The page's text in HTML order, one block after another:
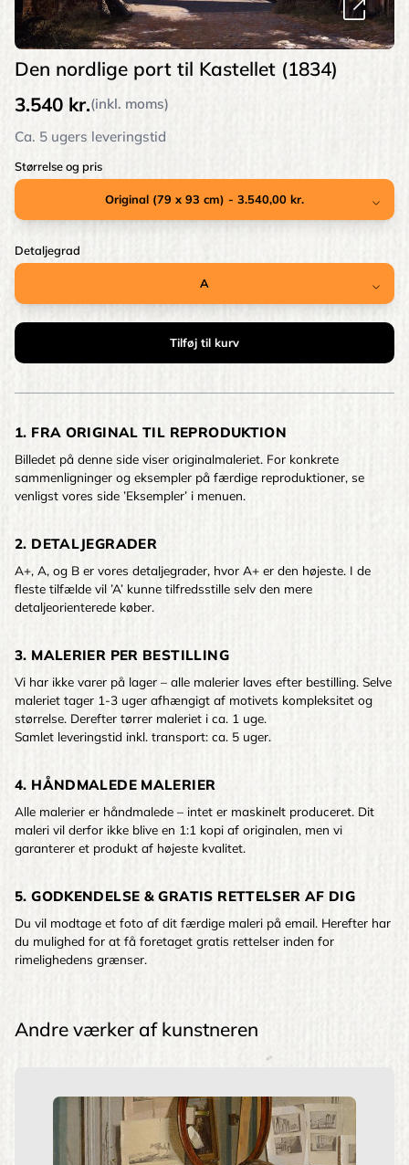
Den nordlige port til Kastellet (1834)
3.540 kr.(inkl. moms)
Ca. 5 ugers leveringstid
Størrelse og pris
Detaljegrad
1. FRA ORIGINAL TIL REPRODUKTION
Billedet på denne side viser originalmaleriet. For konkrete
sammenligninger og eksempler på færdige reproduktioner, se
venligst vores side ’Eksempler’ i menuen.
2. DETALJEGRADER
A+, A, og B er vores detaljegrader, hvor A+ er den højeste. I de
fleste tilfælde vil ’A’ kunne tilfredsstille selv den mere
detaljeorienterede køber.
3. MALERIER PER BESTILLING
Vi har ikke varer på lager – alle malerier laves efter bestilling. Selve
maleriet tager 1-3 uger afhængigt af motivets kompleksitet og
størrelse. Derefter tørrer maleriet i ca. 1 uge.
Samlet leveringstid inkl. transport: ca. 5 uger.
4. HÅNDMALEDE MALERIER
Alle malerier er håndmalede – intet er maskinelt produceret. Dit
maleri vil derfor ikke blive en 1:1 kopi af originalen, men vi
garanterer et produkt af højeste kvalitet.
5. GODKENDELSE & GRATIS RETTELSER AF DIG
Du vil modtage et foto af dit færdige maleri på email. Herefter har
du mulighed for at få foretaget gratis rettelser inden for
rimelighedens grænser.
Andre værker af kunstneren